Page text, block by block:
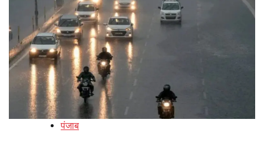
पंजाब